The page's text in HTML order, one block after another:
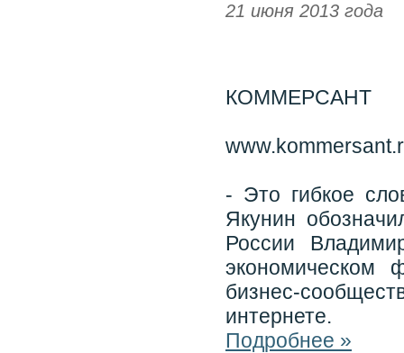
21 июня 2013 года
КОММЕРСАНТ
- Это гибкое
Якунин
России
экономическом
бизнес-
интернете.
Подробнее »